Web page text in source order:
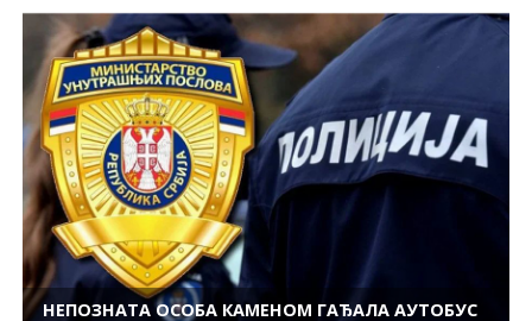
НЕПОЗНАTА ОСОБА КАМЕНОМ ГАЂАЛА АУTОБУС